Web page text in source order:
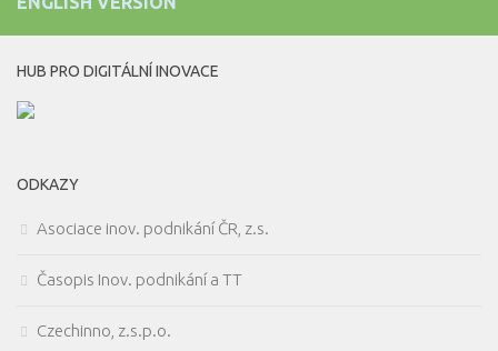
HUB PRO DIGITÁLNÍ INOVACE
ODKAZY
Asociace inov. podnikání ČR, z.s.
Časopis Inov. podnikání a TT
Czechinno, z.s.p.o.